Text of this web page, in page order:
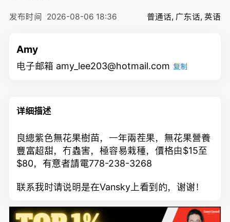
发布时间 2026-08-06 18:36 普通话, 广东话, 英语
Amy
电子邮箱 amy_lee203@hotmail.com 复制
详细描述
良總紫色無花果樹苗，一年兩茬果，無花果營養
豐富超甜，冇蟲害，極容易栽種，價格由$15至
$80，有意者請電778-238-3268
联系我时请说明是在Vansky上看到的，谢谢！